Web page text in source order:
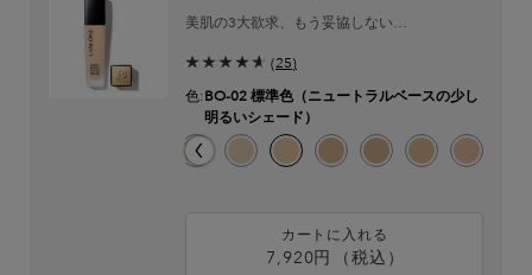
美肌の3大欲求、もう妥協しない​
ーション
(25)
色:BO-02 標準色（ニュートラルベースの少し
明るいシェード）
色を選択してください {1} の場合
少し明るいシェード のカラー タンイドル ウルトラ ウェア リキッド N、1/14
ークルの明るいシェード のカラー タンイドル ウルトラ ウェア リキッド N、2/14
エローとオークルのバランスが取れた健康的な明るさのシェード のカラー タン
商品バリエーションは在庫切れです, PO-02 ピンクオークルの少し明るいシェー
P-01 ピンクベースの少し明るいシェード のカラー タンイドル ウルトラ ウ
P-00 ピンクベースの明るいシェード のカラー タンイドル ウルトラ
選択済み
BO-01 ニュートラルベースの明るいシェード のカラー タン
選択済み
B-01 イエローベースの明るいシェード のカラー タ
選択済み
O-01 イエローとオークルのバランスが取れた
選択済み
BO-02 標準色（ニュートラルベースの
選択済み
O-02 イエローとオークルのバ
選択済み
BO-03 ニュートラルベー
選択済み
BO-04 ニュートラ
選択済み
PO-03 ピン
カートに入れる
7,920円 （税込）